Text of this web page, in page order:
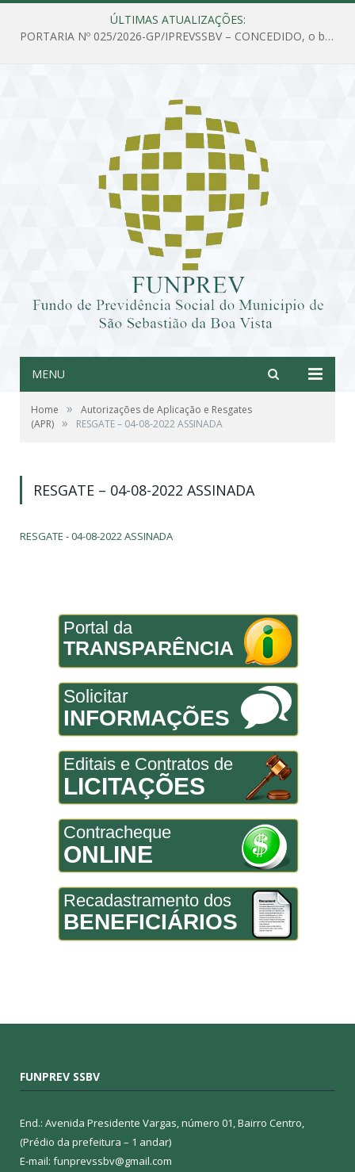
ÚLTIMAS ATUALIZAÇÕES:
PORTARIA Nº 025/2026-GP/IPREVSSBV – CONCEDIDO, o benefício de PENSÃO a MARIA ESTELA DOS SANTOS SOUZA
MENU
Home »
Autorizações de Aplicação e Resgates
(APR) » RESGATE – 04-08-2022 ASSINADA
RESGATE – 04-08-2022 ASSINADA
RESGATE - 04-08-2022 ASSINADA
Portal da
TRANSPARÊNCIA
Solicitar
INFORMAÇÕES
Editais e Contratos de
LICITAÇÕES
Contracheque
ONLINE
Recadastramento dos
BENEFICIÁRIOS
FUNPREV SSBV
End.: Avenida Presidente Vargas, número 01, Bairro Centro,
(Prédio da prefeitura – 1 andar)
E-mail: funprevssbv@gmail.com